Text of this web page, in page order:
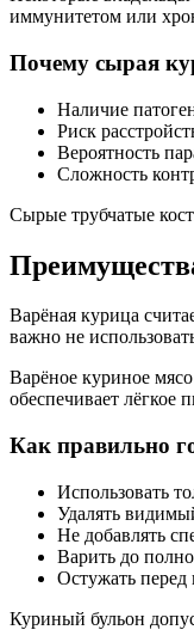
иммунитетом или
Почему сырая
Наличие
Риск
Вероятность
Сложность
Сырые трубчатые
Варёная курица
важно не
Варёное куриное
обеспечивает лёгкое
Как правильно
Использовать
Удалять
Не добавлять
Варить до
Остужать перед
Куриный бульон